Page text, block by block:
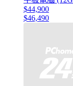
$44,900
$46,490